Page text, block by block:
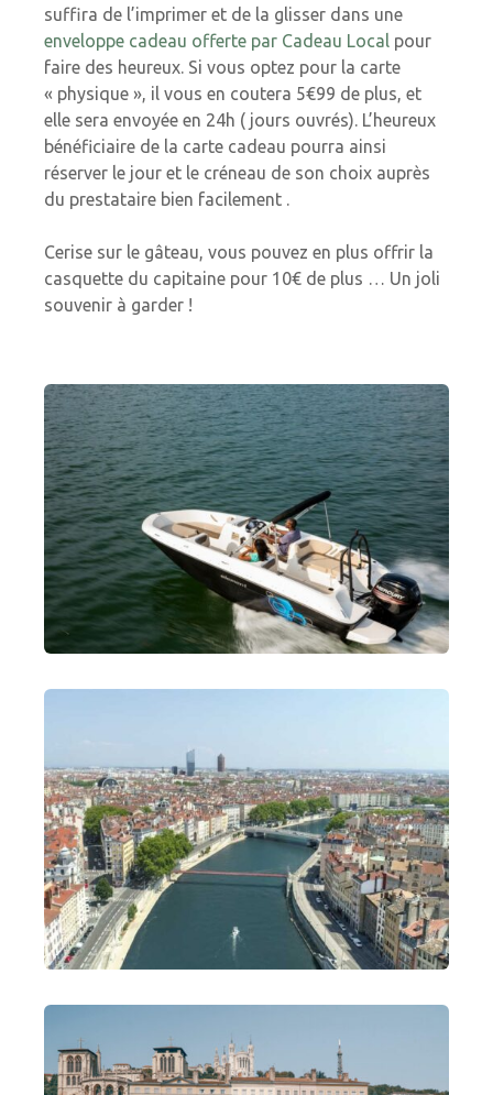
suffira de l’imprimer et de la glisser dans une
enveloppe cadeau offerte par Cadeau Local pour
faire des heureux. Si vous optez pour la carte
« physique », il vous en coutera 5€99 de plus, et
elle sera envoyée en 24h ( jours ouvrés). L’heureux
bénéficiaire de la carte cadeau pourra ainsi
réserver le jour et le créneau de son choix auprès
du prestataire bien facilement .
Cerise sur le gâteau, vous pouvez en plus offrir la
casquette du capitaine pour 10€ de plus … Un joli
souvenir à garder !